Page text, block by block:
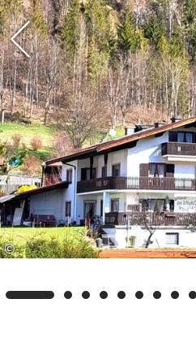
Gehminuten zu Fuß
der besten Restaurants
Vielzahl an Geschäften
gemütlichen Bummel ein.
Freizeitangebote wie
sowie eine Skibus-
unmittelbarer Nähe.
Des Weiteren sind wir
der Benzeck-Skilifte. Sie
Möglichkeit, zusätzlich zu
©